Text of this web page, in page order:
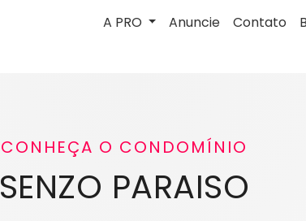
A PRO Anuncie Contato
CONHEÇA O CONDOMÍNIO
SENZO PARAISO